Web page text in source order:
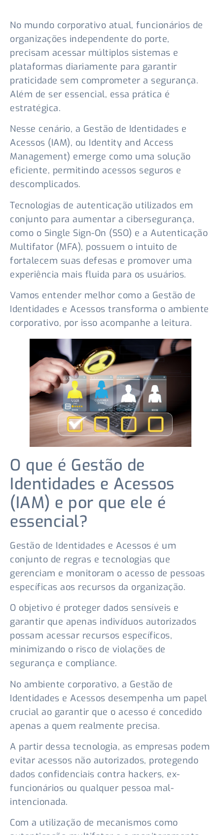
No mundo corporativo atual, funcionários de
organizações independente do porte,
precisam acessar múltiplos sistemas e
plataformas diariamente para garantir
praticidade sem comprometer a segurança.
Além de ser essencial, essa prática é
estratégica.
Nesse cenário, a Gestão de Identidades e
Acessos (IAM), ou Identity and Access
Management) emerge como uma solução
eficiente, permitindo acessos seguros e
descomplicados.
Tecnologias de autenticação utilizados em
conjunto para aumentar a cibersegurança,
como o Single Sign-On (SSO) e a Autenticação
Multifator (MFA), possuem o intuito de
fortalecem suas defesas e promover uma
experiência mais fluida para os usuários.
Vamos entender melhor como a Gestão de
Identidades e Acessos transforma o ambiente
corporativo, por isso acompanhe a leitura.
O que é Gestão de
Identidades e Acessos
(IAM) e por que ele é
essencial?
Gestão de Identidades e Acessos é um
conjunto de regras e tecnologias que
gerenciam e monitoram o acesso de pessoas
específicas aos recursos da organização.
O objetivo é proteger dados sensíveis e
garantir que apenas indivíduos autorizados
possam acessar recursos específicos,
minimizando o risco de violações de
segurança e compliance.
No ambiente corporativo, a Gestão de
Identidades e Acessos desempenha um papel
crucial ao garantir que o acesso é concedido
apenas a quem realmente precisa.
A partir dessa tecnologia, as empresas podem
evitar acessos não autorizados, protegendo
dados confidenciais contra hackers, ex-
funcionários ou qualquer pessoa mal-
intencionada.
Com a utilização de mecanismos como